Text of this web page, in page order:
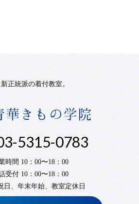
正統派の着付教室。
5315-0783
時間 10：00〜18：00
受付 10：00〜18：00
日、年末年始、教室定休日